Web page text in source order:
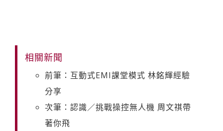
相關新聞
前筆：互動式EMI課堂模式 林銘輝經驗
分享
次筆：認識／挑戰操控無人機 周文祺帶
著你飛